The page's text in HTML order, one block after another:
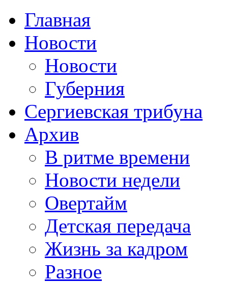
Главная
Новости
Новости
Губерния
Сергиевская трибуна
Архив
В ритме времени
Новости недели
Овертайм
Детская передача
Жизнь за кадром
Разное